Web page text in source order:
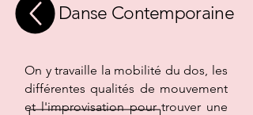
Danse Contemporaine
On y travaille la mobilité du dos, les
différentes qualités de mouvement
et l'improvisation pour trouver une